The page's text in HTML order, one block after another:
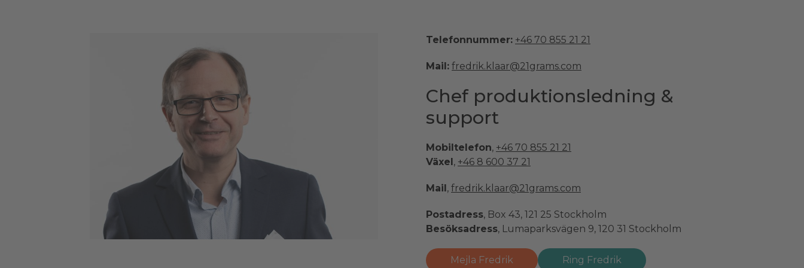
Telefonnummer: +46 70 855 21 21
Mail: fredrik.klaar@21grams.com
Chef produktionsledning &
support
Mobiltelefon, +46 70 855 21 21
Växel , +46 8 600 37 21
Mail , fredrik.klaar@21grams.com
Postadress, Box 43, 121 25 Stockholm
Besöksadress, Lumaparksvägen 9, 120 31 Stockholm
Mejla Fredrik Ring Fredrik